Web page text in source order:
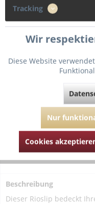
Artikel-Nr.:
Beschreibung
Dieser Rioslip bedeckt
Tracking
Wir
Diese Website
Nur
Cookies